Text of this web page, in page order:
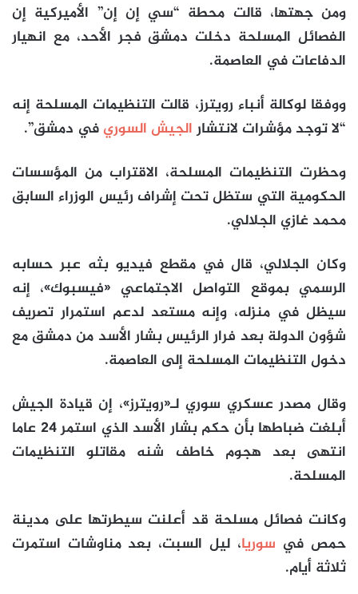
ومن جهتها، قالت محطة “سي إن إن” الأميركية إن
الفصائل المسلحة دخلت دمشق فجر الأحد، مع انهيار
الدفاعات في العاصمة.
ووفقا لوكالة أنباء رويترز، قالت التنظيمات المسلحة إنه
“لا توجد مؤشرات لانتشارالجيش السوريفي دمشق”.
وحظرت التنظيمات المسلحة، الاقتراب من المؤسسات
الحكومية التي ستظل تحت إشراف رئيس الوزراء السابق
محمد غازي الجلالي.
وكان الجلالي، قال في مقطع فيديو بثه عبر حسابه
الرسمي بموقع التواصل الاجتماعي «فيسبوك»، إنه
سيظل في منزله، وإنه مستعد لدعم استمرار تصريف
شؤون الدولة بعد فرار الرئيس بشار الأسد من دمشق مع
دخول التنظيمات المسلحة إلى العاصمة.
وقال مصدر عسكري سوري لـ«رويترز»، إن قيادة الجيش
أبلغت ضباطها بأن حكم بشار الأسد الذي استمر 24 عاما
انتهى بعد هجوم خاطف شنه مقاتلو التنظيمات
المسلحة.
وكانت فصائل مسلحة قد أعلنت سيطرتها على مدينة
حمص في سوريا، ليل السبت، بعد مناوشات استمرت
ثلاثة أيام.